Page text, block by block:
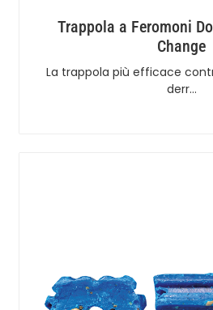
Trappola a Feromoni
Change
La trappola più efficace
derr…